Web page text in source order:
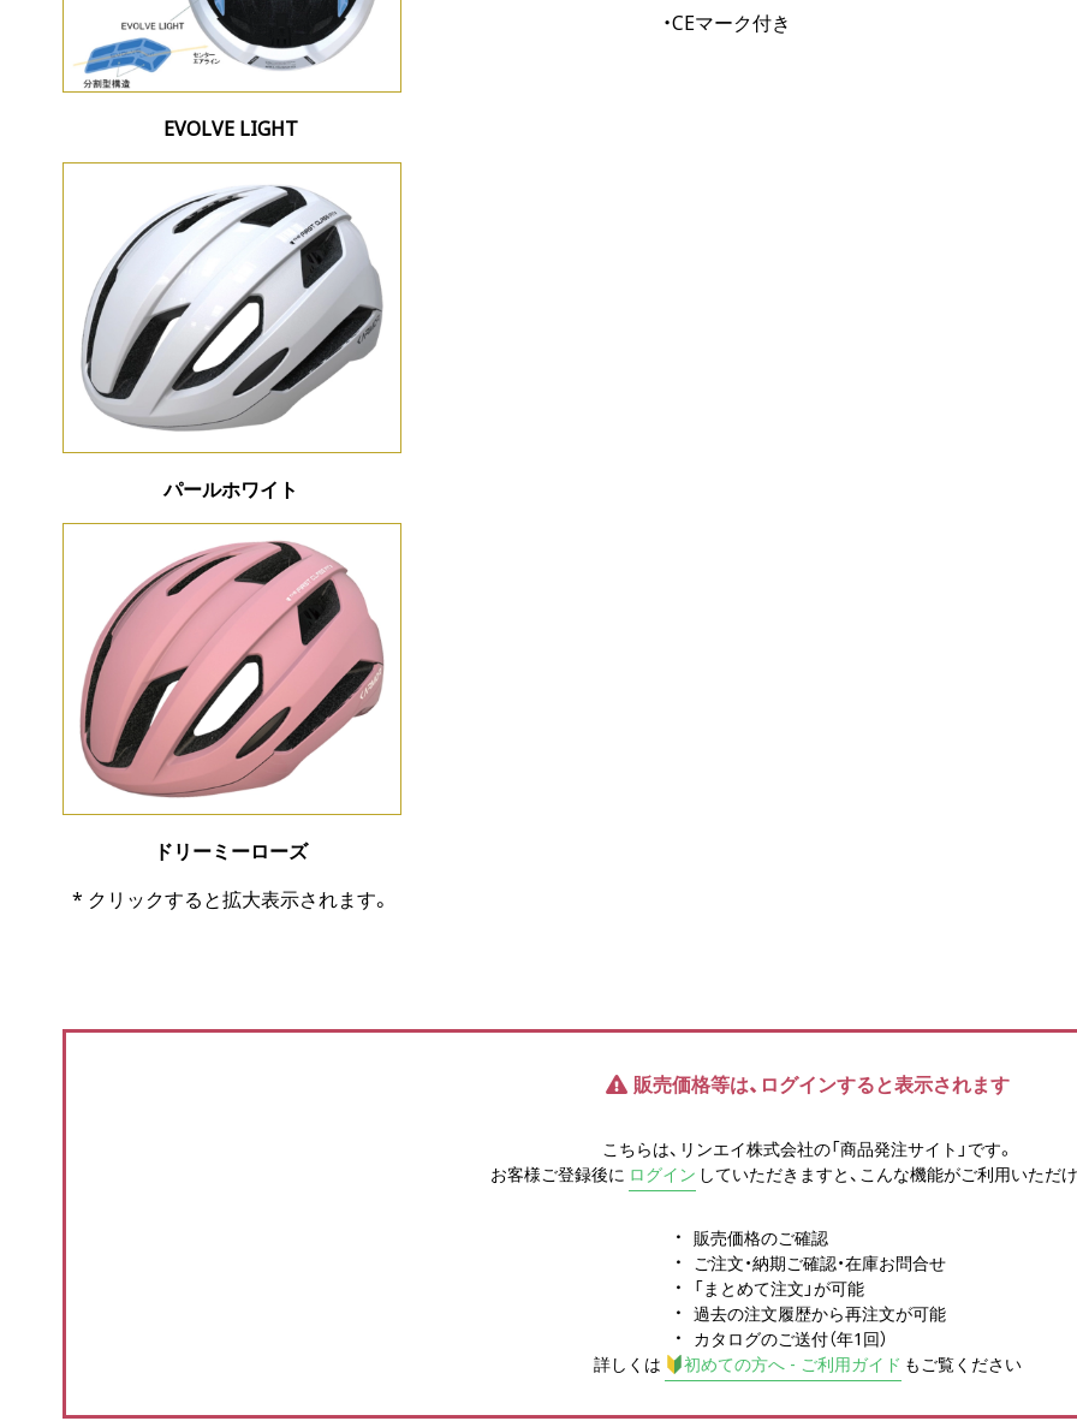
EVOLVE LIGHT
パールホワイト
ドリーミーローズ
* クリックすると拡大表示されます。
・CEマーク付き
販売価格等は、ログインすると表示されます
こちらは、リンエイ株式会社の「商品発注サイト」です。
お客様ご登録後に ログイン していただきますと、こんな機能がご利用いただ
販売価格のご確認
ご注文・納期ご確認・在庫お問合せ
「まとめて注文」が可能
過去の注文履歴から再注文が可能
カタログのご送付（年1回）
詳しくは
初めての方へ - ご利用ガイド もご覧ください